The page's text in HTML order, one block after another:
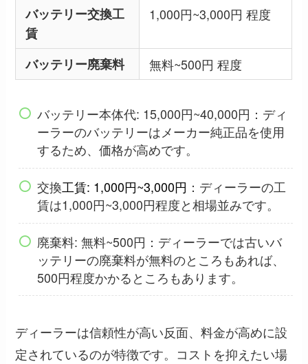
バッテリー交換工
賃
1,000円~3,000円 程度
バッテリー廃棄料 無料~500円 程度
バッテリー本体代: 15,000円~40,000円：ディ
ーラーのバッテリーはメーカー純正品を使用
するため、価格が高めです。
交換工賃: 1,000円~3,000円 ：ディーラーの工
賃は1,000円~3,000円程度と相場並みです。
廃棄料: 無料~500円：ディーラーでは古いバ
ッテリーの廃棄料が無料のところもあれば、
500円程度かかるところもあります。
ディーラーは信頼性が高い反面、料金が高めに設
定されているのが特徴です。コストを抑えたい場